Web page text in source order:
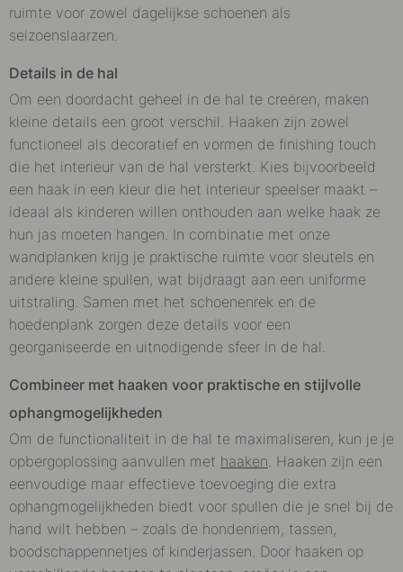
ruimte voor zowel dagelijkse schoenen als
seizoenslaarzen.
Details in de hal
Om een doordacht geheel in de hal te creëren, maken
kleine details een groot verschil. Haaken zijn zowel
functioneel als decoratief en vormen de finishing touch
die het interieur van de hal versterkt. Kies bijvoorbeeld
een haak in een kleur die het interieur speelser maakt –
ideaal als kinderen willen onthouden aan welke haak ze
hun jas moeten hangen. In combinatie met onze
wandplanken krijg je praktische ruimte voor sleutels en
andere kleine spullen, wat bijdraagt aan een uniforme
uitstraling. Samen met het schoenenrek en de
hoedenplank zorgen deze details voor een
georganiseerde en uitnodigende sfeer in de hal.
Combineer met haaken voor praktische en stijlvolle
ophangmogelijkheden
Om de functionaliteit in de hal te maximaliseren, kun je je
opbergoplossing aanvullen met haaken . Haaken zijn een
eenvoudige maar effectieve toevoeging die extra
ophangmogelijkheden biedt voor spullen die je snel bij de
hand wilt hebben – zoals de hondenriem, tassen,
boodschappennetjes of kinderjassen. Door haaken op